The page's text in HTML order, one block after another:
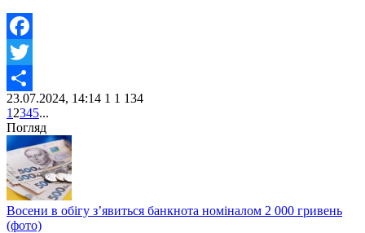
Facebook
Twitter
Share
23.07.2024, 14:14 1 1 134
1 2345...
Погляд
Восени в обігу з’явиться банкнота номіналом 2 000 гривень
(фото)